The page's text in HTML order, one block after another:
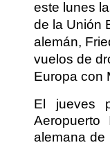
este lunes
de la Unión
alemán,
vuelos de
Europa con
El jueves
Aeropuerto
alemana de